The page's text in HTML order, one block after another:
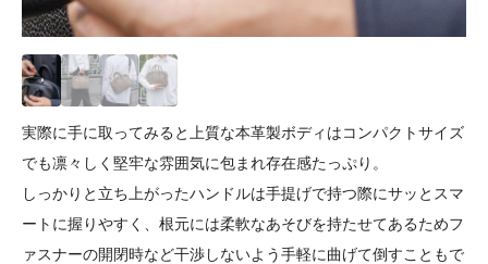
実際に手に取ってみると上質な本革製ボディはコンパクトサイズ
でも凛々しく堅牢な雰囲気に包まれ存在感たっぷり。
しっかりと立ち上がったハンドルは手提げで持つ際にサッとスマ
ートに握りやすく、根元には柔軟なあそびを持たせてあるためフ
ァスナーの開閉時など干渉しないよう手軽に曲げて倒すこともで